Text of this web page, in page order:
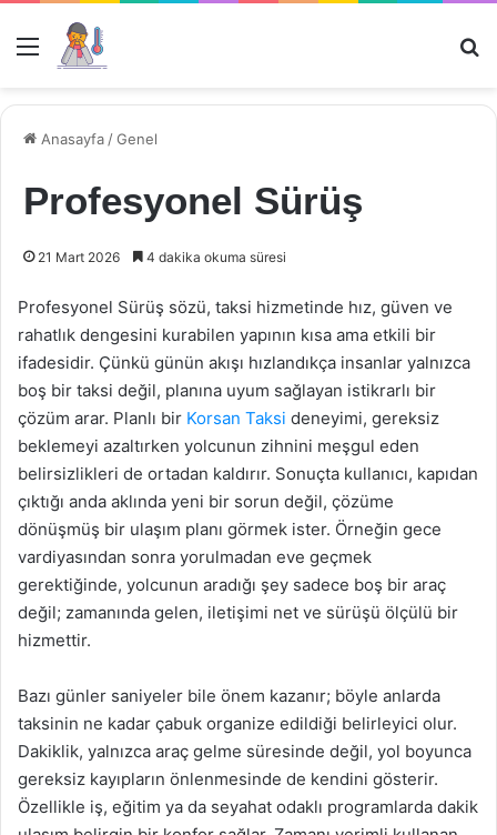
Menü
Anasayfa /Genel
Profesyonel Sürüş
21 Mart 2026 4 dakika okuma süresi
Profesyonel Sürüş sözü, taksi hizmetinde hız, güven ve
rahatlık dengesini kurabilen yapının kısa ama etkili bir
ifadesidir. Çünkü günün akışı hızlandıkça insanlar yalnızca
boş bir taksi değil, planına uyum sağlayan istikrarlı bir
çözüm arar. Planlı bir Korsan Taksi deneyimi, gereksiz
beklemeyi azaltırken yolcunun zihnini meşgul eden
belirsizlikleri de ortadan kaldırır. Sonuçta kullanıcı, kapıdan
çıktığı anda aklında yeni bir sorun değil, çözüme
dönüşmüş bir ulaşım planı görmek ister. Örneğin gece
vardiyasından sonra yorulmadan eve geçmek
gerektiğinde, yolcunun aradığı şey sadece boş bir araç
değil; zamanında gelen, iletişimi net ve sürüşü ölçülü bir
hizmettir.
Bazı günler saniyeler bile önem kazanır; böyle anlarda
taksinin ne kadar çabuk organize edildiği belirleyici olur.
Dakiklik, yalnızca araç gelme süresinde değil, yol boyunca
gereksiz kayıpların önlenmesinde de kendini gösterir.
Özellikle iş, eğitim ya da seyahat odaklı programlarda dakik